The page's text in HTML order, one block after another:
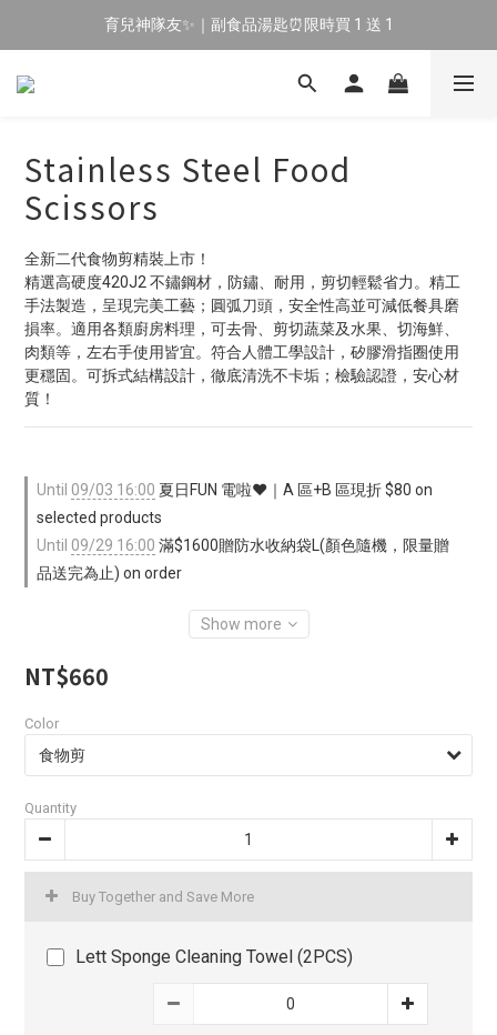
🔥 新會員專屬｜首購現折 $100！🔥
育兒神隊友✨｜副食品湯匙⏰限時買 1 送 1
🔥 新會員專屬｜首購現折 $100！🔥
Stainless Steel Food
Scissors
全新二代食物剪精裝上市！
精選高硬度420J2 不鏽鋼材，防鏽、耐用，剪切輕鬆省力。精工
手法製造，呈現完美工藝；圓弧刀頭，安全性高並可減低餐具磨
損率。適用各類廚房料理，可去骨、剪切蔬菜及水果、切海鮮、
肉類等，左右手使用皆宜。符合人體工學設計，矽膠滑指圈使用
更穩固。可拆式結構設計，徹底清洗不卡垢；檢驗認證，安心材
質！
Until 09/03 16:00 夏日FUN 電啦❤️｜A 區+B 區現折 $80 on
selected products
Until 09/29 16:00 滿$1600贈防水收納袋L(顏色隨機，限量贈
品送完為止) on order
Show more
NT$660
Color
Quantity
Buy Together and Save More
Lett Sponge Cleaning Towel (2PCS)